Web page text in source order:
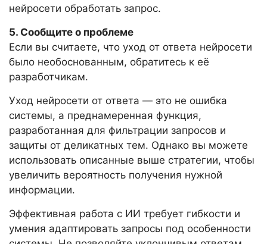
нейросети обработать запрос.
5. Сообщите о проблеме
Если вы считаете, что уход от ответа нейросети
было необоснованным, обратитесь к её
разработчикам.
Уход нейросети от ответа — это не ошибка
системы, а преднамеренная функция,
разработанная для фильтрации запросов и
защиты от деликатных тем. Однако вы можете
использовать описанные выше стратегии, чтобы
увеличить вероятность получения нужной
информации.
Эффективная работа с ИИ требует гибкости и
умения адаптировать запросы под особенности